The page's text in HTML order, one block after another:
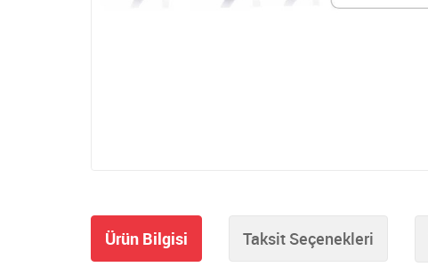
Ürün Bilgisi Taksit Seçenekleri